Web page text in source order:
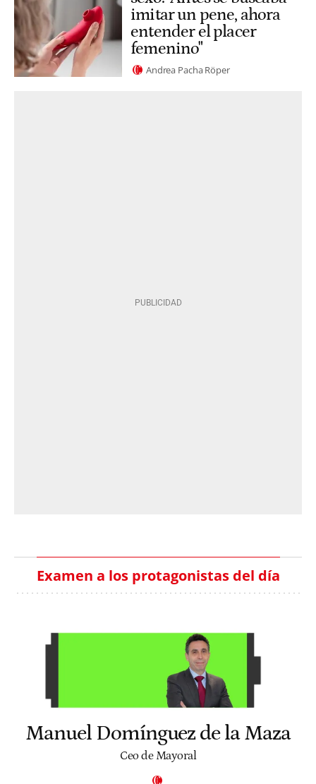
imitar un pene, ahora
entender el placer
femenino"
Andrea Pacha Röper
Examen a los protagonistas del día
Manuel Domínguez de la Maza
Ceo de Mayoral